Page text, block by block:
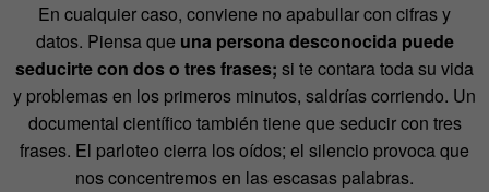
En cualquier caso, conviene no apabullar con cifras y
datos. Piensa que una persona desconocida puede
seducirte con dos o tres frases; si te contara toda su vida
y problemas en los primeros minutos, saldrías corriendo. Un
documental científico también tiene que seducir con tres
frases. El parloteo cierra los oídos; el silencio provoca que
nos concentremos en las escasas palabras.